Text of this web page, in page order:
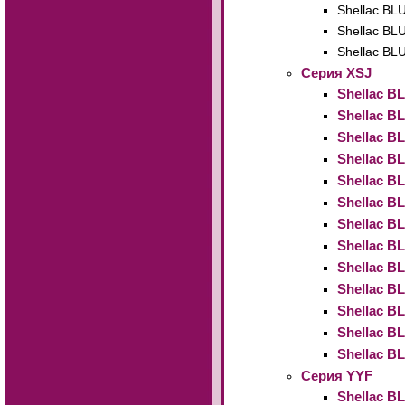
Shellac
Shellac
Shellac
Серия XSJ
Shellac
Shellac
Shellac
Shellac
Shellac
Shellac
Shellac
Shellac
Shellac
Shellac
Shellac
Shellac
Shellac
Серия YYF
Shellac